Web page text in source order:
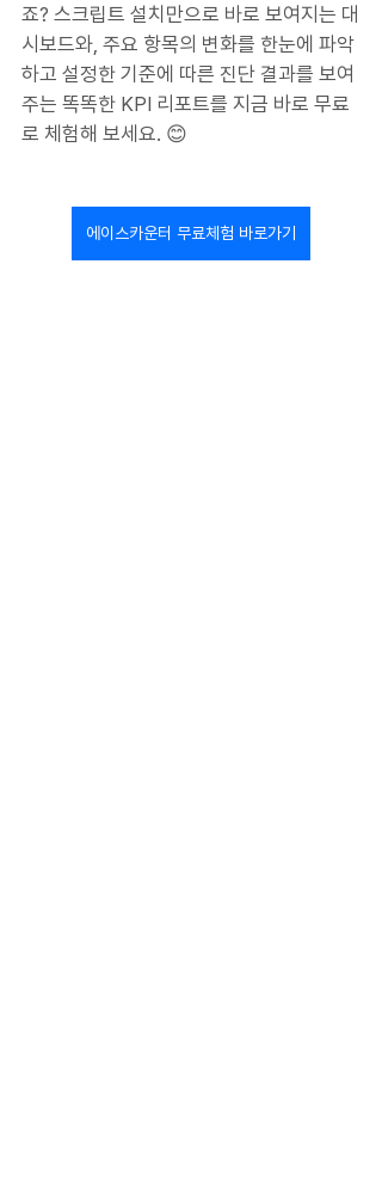
죠? 스크립트 설치만으로 바로 보여지는 대
시보드와, 주요 항목의 변화를 한눈에 파악
하고 설정한 기준에 따른 진단 결과를 보여
주는 똑똑한 KPI 리포트를 지금 바로 무료
로 체험해 보세요. 😊
에이스카운터 무료체험 바로가기